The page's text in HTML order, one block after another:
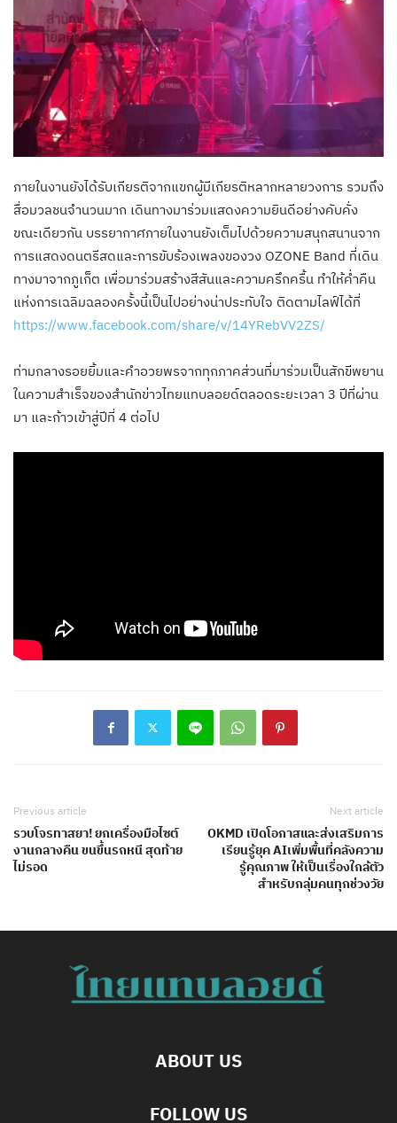
ภายในงานยังได้รับเกียรติจากแขกผู้มีเกียรติหลากหลายวงการ รวมถึง
สื่อมวลชนจำนวนมาก เดินทางมาร่วมแสดงความยินดีอย่างคับคั่ง
ขณะเดียวกัน บรรยากาศภายในงานยังเต็มไปด้วยความสนุกสนานจาก
การแสดงดนตรีสดและการขับร้องเพลงของวง OZONE Band ที่เดิน
ทางมาจากภูเก็ต เพื่อมาร่วมสร้างสีสันและความครึกครื้น ทำให้ค่ำคืน
แห่งการเฉลิมฉลองครั้งนี้เป็นไปอย่างน่าประทับใจ ติดตามไลฟ์ได้ที่
https://www.facebook.com/share/v/14YRebVV2ZS/
ท่ามกลางรอยยิ้มและคำอวยพรจากทุกภาคส่วนที่มาร่วมเป็นสักขีพยาน
ในความสำเร็จของสำนักข่าวไทยแทบลอยด์ตลอดระยะเวลา 3 ปีที่ผ่าน
มา และก้าวเข้าสู่ปีที่ 4 ต่อไป
Previous article
รวบโจรทาสยา! ยกเครื่องมือไซต์
งานกลางคืน ขนขึ้นรถหนี สุดท้าย
ไม่รอด
Next article
OKMD เปิดโอกาสและส่งเสริมการ
เรียนรู้ยุค AIเพิ่มพื้นที่คลังความ
รู้คุณภาพ ให้เป็นเรื่องใกล้ตัว
สำหรับกลุ่มคนทุกช่วงวัย
ABOUT US
FOLLOW US